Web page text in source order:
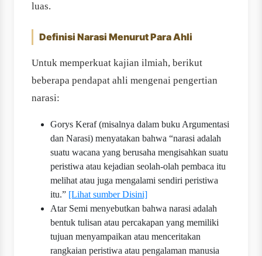
luas.
Definisi Narasi Menurut Para Ahli
Untuk memperkuat kajian ilmiah, berikut
beberapa pendapat ahli mengenai pengertian
narasi:
Gorys Keraf (misalnya dalam buku Argumentasi
dan Narasi) menyatakan bahwa “narasi adalah
suatu wacana yang berusaha mengisahkan suatu
peristiwa atau kejadian seolah-olah pembaca itu
melihat atau juga mengalami sendiri peristiwa
itu.” [Lihat sumber Disini]
Atar Semi menyebutkan bahwa narasi adalah
bentuk tulisan atau percakapan yang memiliki
tujuan menyampaikan atau menceritakan
rangkaian peristiwa atau pengalaman manusia